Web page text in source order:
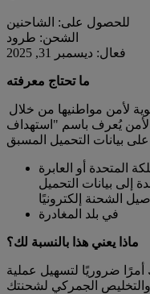
للحصول على: الشاحنين
الشحن: طرود
فعال: ديسمبر 31, 2025
ما تحتاج معرفته
يُعرف باسم "استهداف
المتحدة أو العابرة
إلى بيانات التحميل
في بلد المغادرة
ماذا يعني هذا بالنسبة لك؟
ضروريًا لتسهيل عملية